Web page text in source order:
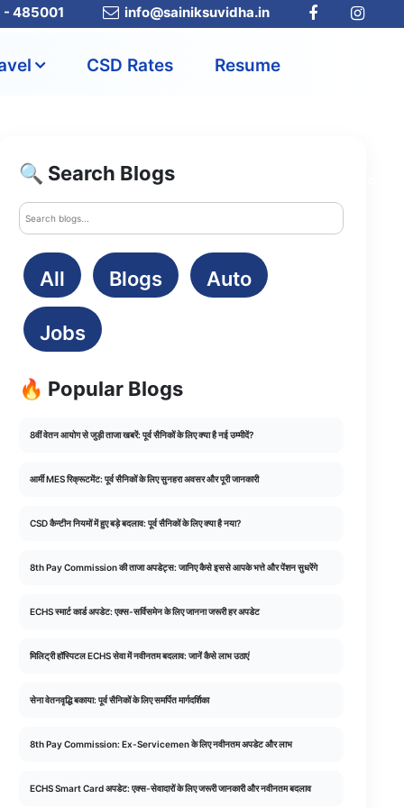
- 485001 info@sainiksuvidha.in
CSD Rates Resume
🔍 Search Blogs
All Blogs Auto
Jobs
🔥 Popular Blogs
8वीं वेतन आयोग से जुड़ी ताजा खबरें: पूर्व सैनिकों के लिए क्या है नई उम्मीदें?
आर्मी MES रिक्रूटमेंट: पूर्व सैनिकों के लिए सुनहरा अवसर और पूरी जानकारी
CSD कैन्टीन नियमों में हुए बड़े बदलाव: पूर्व सैनिकों के लिए क्या है नया?
8th Pay Commission की ताजा अपडेट्स: जानिए कैसे इससे आपके भत्ते और पेंशन सुधरेंगे
ECHS स्मार्ट कार्ड अपडेट: एक्स-सर्विसमेन के लिए जानना जरूरी हर अपडेट
मिलिट्री हॉस्पिटल ECHS सेवा में नवीनतम बदलाव: जानें कैसे लाभ उठाएं
सेना वेतनवृद्धि बकाया: पूर्व सैनिकों के लिए समर्पित मार्गदर्शिका
8th Pay Commission: Ex-Servicemen के लिए नवीनतम अपडेट और लाभ
ECHS Smart Card अपडेट: एक्स-सेवादारों के लिए जरूरी जानकारी और नवीनतम बदलाव